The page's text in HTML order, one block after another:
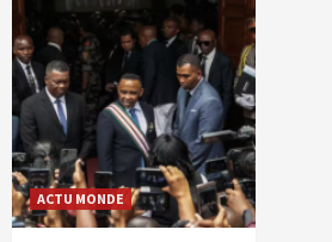
ACTU MONDE